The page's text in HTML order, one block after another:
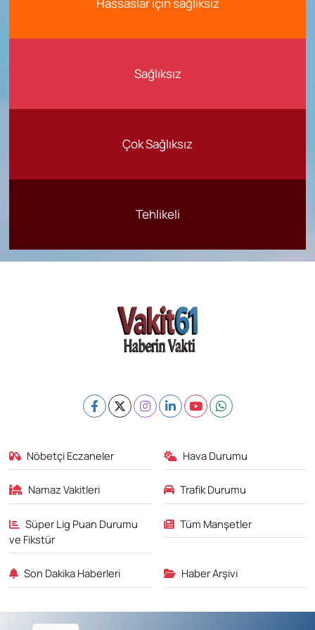
Hassaslar için sağlıksız
Sağlıksız
Çok Sağlıksız
Tehlikeli
Nöbetçi Eczaneler Hava Durumu
Namaz Vakitleri Trafik Durumu
Süper Lig Puan Durumu
ve Fikstür
Tüm Manşetler
Son Dakika Haberleri Haber Arşivi